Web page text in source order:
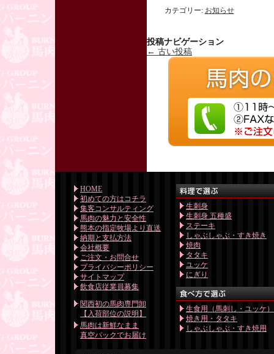
カテゴリー: お知らせ
投稿ナビゲーション
← 古い投稿
HOME
初めての方はコチラ
集客コンサルティング
馬肉の魅力と安全性
熊本の指定牧場より直送
納期と支払方法
会社概要
ご注文・お問合せ
プライバシーポリシー
サイトマップ
飲食店従業員募集
関西初の馬肉専門卸
【入荷部位の説明】
馬肉は新鮮なまま
真空パックでお届け
生刺身
生刺身 五種盛
ステーキ
しゃぶしゃぶ・すき焼き
焼肉
タタキ
ユッケ
にぎり
生食用（馬刺し・ユッケ）
焼き用・タタキ
しゃぶしゃぶ・すき焼用